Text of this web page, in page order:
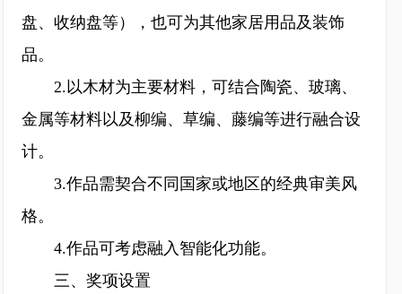
盘、收纳盘等），也可为其他家居用品及装饰
品。
2.以木材为主要材料，可结合陶瓷、玻璃、
金属等材料以及柳编、草编、藤编等进行融合设
计。
3.作品需契合不同国家或地区的经典审美风
格。
4.作品可考虑融入智能化功能。
三、奖项设置